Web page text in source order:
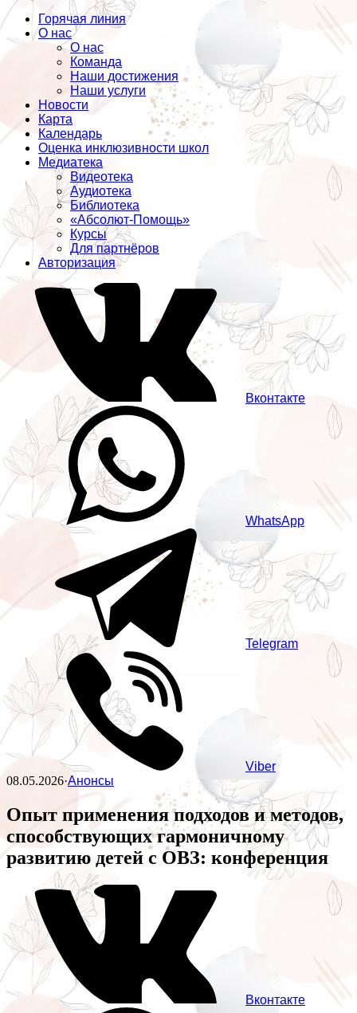
Горячая линия
О нас
О нас
Команда
Наши достижения
Наши услуги
Новости
Карта
Календарь
Оценка инклюзивности школ
Медиатека
Видеотека
Аудиотека
Библиотека
«Абсолют-Помощь»
Курсы
Для партнёров
Авторизация
Вконтакте
WhatsApp
Telegram
Viber
08.05.2026·Анонсы
Опыт применения подходов и методов,
способствующих гармоничному
развитию детей с ОВЗ: конференция
Вконтакте